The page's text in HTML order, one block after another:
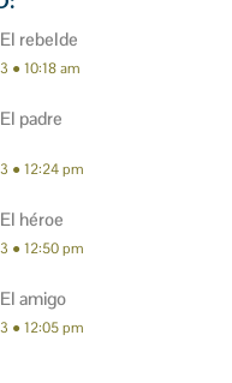
rebelde
10:18 am
padre
12:24 pm
héroe
12:50 pm
amigo
12:05 pm